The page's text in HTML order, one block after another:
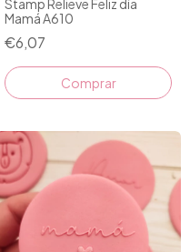
Stamp Relieve Feliz día
Mamá A610
€6,07
Comprar